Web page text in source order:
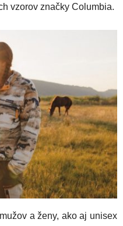
vzorov značky Columbia.
a ženy, ako aj unisex